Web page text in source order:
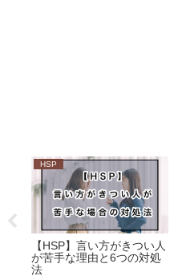
HSP
【HSP】言い方がきつい人
が苦手な理由と6つの対処
法